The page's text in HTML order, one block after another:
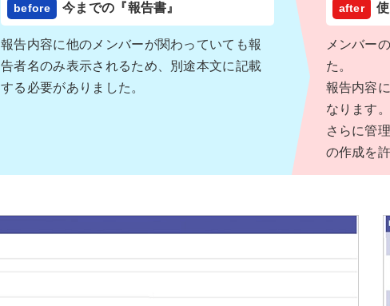
今までの『報告書』
報告内容に他のメンバーが関わっていても報
告者名のみ表示されるため、別途本文に記載
する必要がありました。
メンバー
た。
報告内容
なります
さらに管
の作成を